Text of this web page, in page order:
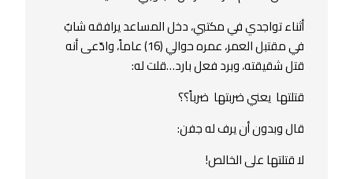
أثناء تواجدي في مكتبي، دخل المساعد يرافقه شابٌ
في مقتبل العمر، عمره حوالي (16) عاماً، وادّعى أنه
قتل شقيقته، وبرد فعل بارد…قلت له:
قتلتها يعني ضربتها ضرباً؟؟
قال وبدون أن يرف له جفن:
ﻻ قتلتها على الخالص!